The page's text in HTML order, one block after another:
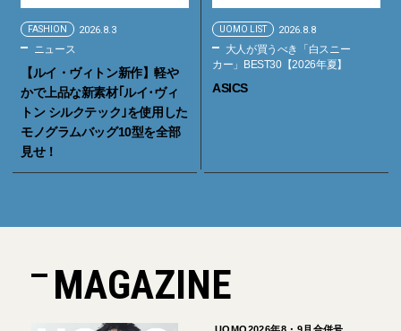
FASHION 2026.8.3
ニュース
【ルイ・ヴィトン新作】軽や
かで上品な新素材｢ルイ･ヴィ
トン シルクテック｣を使用した
モノグラムバッグ10型を全部
見せ！
UOMO LIST 2026.8.8
大人が買うべき「白スニー
カー」BEST30【2026年夏】
ASICS
MAGAZINE